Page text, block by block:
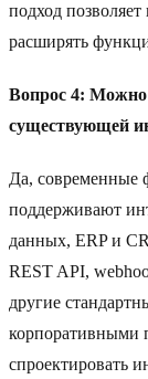
подход
расширять
Вопрос 4: Можно
существующей
Да, современные
поддерживают
данных, ERP и
REST API,
другие
корпоративными
спроектировать